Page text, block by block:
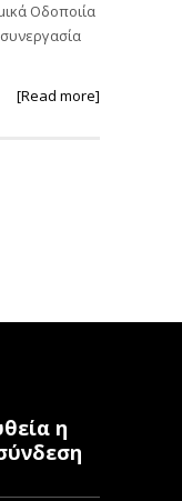
Οδοποιία
[Read more]
η